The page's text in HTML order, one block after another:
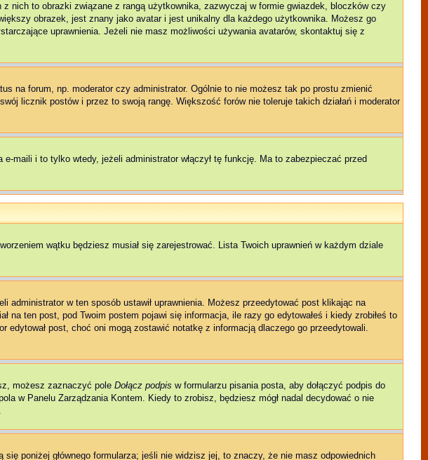
nich to obrazki związane z rangą użytkownika, zazwyczaj w formie gwiazdek, bloczków czy
obrazek, jest znany jako avatar i jest unikalny dla każdego użytkownika. Możesz go
uprawnienia. Jeżeli nie masz możliwości używania avatarów, skontaktuj się z
na forum, np. moderator czy administrator. Ogólnie to nie możesz tak po prostu zmienić
licznik postów i przez to swoją rangę. Większość forów nie toleruje takich działań i moderator
maili i to tylko wtedy, jeżeli administrator włączył tę funkcję. Ma to zabezpieczać przed
wątku będziesz musiał się zarejestrować. Lista Twoich uprawnień w każdym dziale
w ten sposób ustawił uprawnienia. Możesz przeedytować post klikając na
ten post, pod Twoim postem pojawi się informacja, ile razy go edytowałeś i kiedy zrobiłeś to
post, choć oni mogą zostawić notatkę z informacją dlaczego go przeedytowali.
możesz zaznaczyć pole Dołącz podpis w formularzu pisania posta, aby dołączyć podpis do
w Panelu Zarządzania Kontem. Kiedy to zrobisz, będziesz mógł nadal decydować o nie
poniżej głównego formularza; jeśli nie widzisz jej, to znaczy, że nie masz odpowiednich